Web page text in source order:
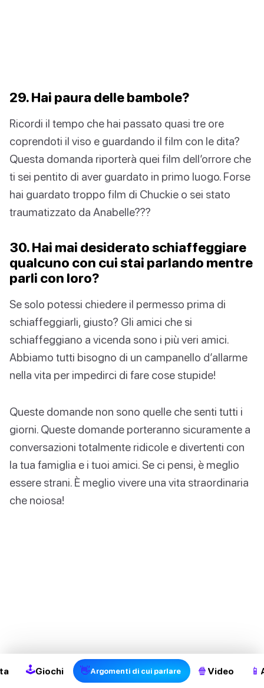
29. Hai paura delle bambole?
Ricordi il tempo che hai passato quasi tre ore
coprendoti il viso e guardando il film con le dita?
Questa domanda riporterà quei film dell’orrore che
ti sei pentito di aver guardato in primo luogo. Forse
hai guardato troppo film di Chuckie o sei stato
traumatizzato da Anabelle???
30. Hai mai desiderato schiaffeggiare
qualcuno con cui stai parlando mentre
parli con loro?
Se solo potessi chiedere il permesso prima di
schiaffeggiarli, giusto? Gli amici che si
schiaffeggiano a vicenda sono i più veri amici.
Abbiamo tutti bisogno di un campanello d’allarme
nella vita per impedirci di fare cose stupide!
Queste domande non sono quelle che senti tutti i
giorni. Queste domande porteranno sicuramente a
conversazioni totalmente ridicole e divertenti con
la tua famiglia e i tuoi amici. Se ci pensi, è meglio
essere strani. È meglio vivere una vita straordinaria
che noiosa!
🕹Giochi 👋Argomenti di cui parlare 🍿 Video 📱